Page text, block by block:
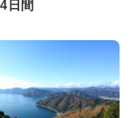
日間